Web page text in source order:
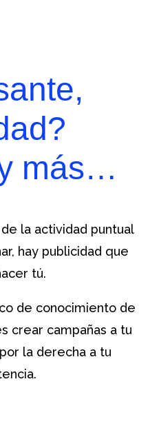
más…
la actividad puntual
hay publicidad que
tú.
de conocimiento de
crear campañas a tu
la derecha a tu